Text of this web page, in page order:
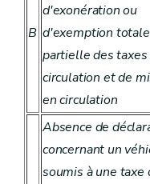
B
d'exonération ou
d'exemption
partielle des taxes
circulation et de
en circulation
Absence de
concernant un
soumis à une taxe